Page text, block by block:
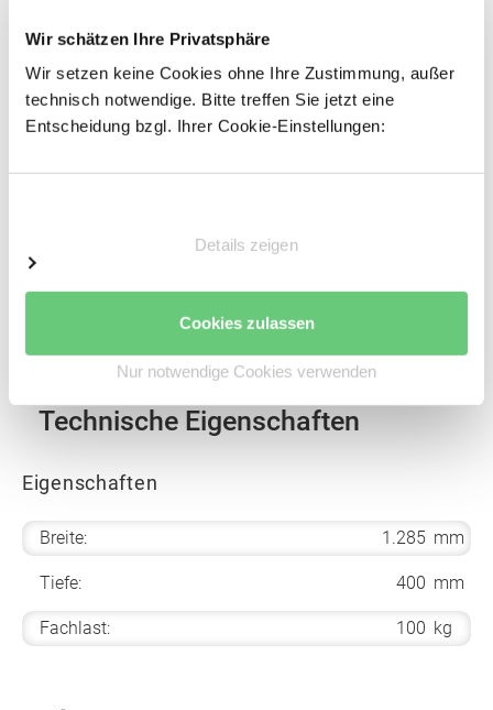
Wir schätzen Ihre Privatsphäre
Wir setzen keine Cookies ohne Ihre Zustimmung, außer
technisch notwendige. Bitte treffen Sie jetzt eine
Entscheidung bzgl. Ihrer Cookie-Einstellungen:
Details zeigen
Cookies zulassen
Nur notwendige Cookies verwenden
Stahlpaneel Fachebene für das BERT Steckregal.
Technische Eigenschaften
Eigenschaften
Breite: 1.285 mm
Tiefe: 400 mm
Fachlast: 100 kg